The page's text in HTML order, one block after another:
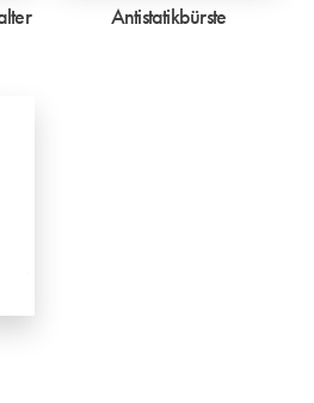
Antistatikbürste